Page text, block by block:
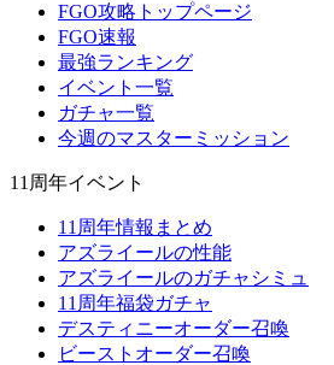
FGO攻略トップページ
FGO速報
最強ランキング
イベント一覧
ガチャ一覧
今週のマスターミッション
11周年イベント
11周年情報まとめ
アズライールの性能
アズライールのガチャシミュ
11周年福袋ガチャ
デスティニーオーダー召喚
ビーストオーダー召喚